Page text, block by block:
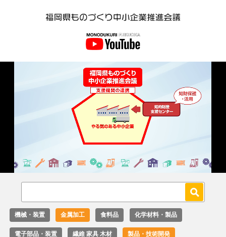
Unmute Loaded
機械・装置 金属加工 食料品 化学材料・製品
電子部品・装置 繊維 家具 木材 製品・技術開発